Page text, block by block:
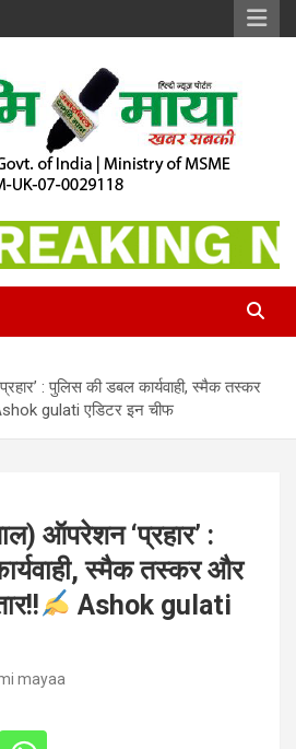
Maya
: पुलिस की डबल कार्यवाही, स्मैक तस्कर
gulati एडिटर इन चीफ
ऑपरेशन ‘प्रहार’ :
स्मैक तस्कर और
Ashok gulati
mayaa